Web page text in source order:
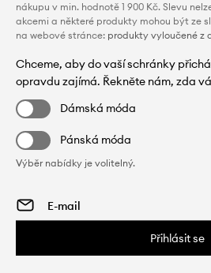
nákupu v min. hodnotě 1 900 Kč. Slevu
akcemi a některé produkty mohou být ze
na webové stránce: produkty vyloučené z
Chceme, aby do vaší schránky
opravdu zajímá. Řekněte nám, zda
Dámská móda
Pánská móda
Výběr nabídky je volitelný.
Přihlásit se